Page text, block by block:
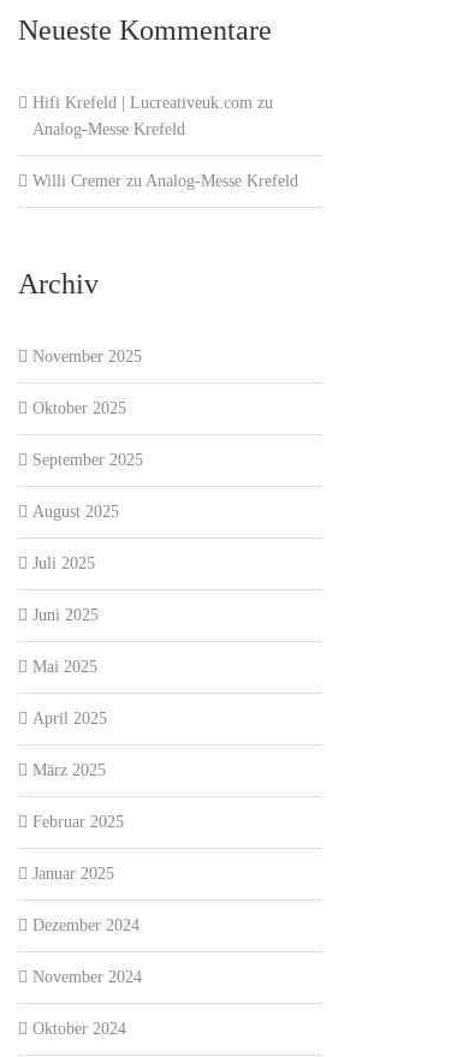
Neueste Kommentare
Hifi Krefeld | Lucreativeuk.com zu
Analog-Messe Krefeld
Willi Cremer zu Analog-Messe Krefeld
Archiv
November 2025
Oktober 2025
September 2025
August 2025
Juli 2025
Juni 2025
Mai 2025
April 2025
März 2025
Februar 2025
Januar 2025
Dezember 2024
November 2024
Oktober 2024